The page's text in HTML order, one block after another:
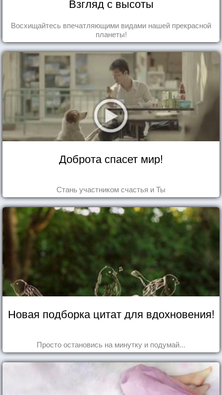
Взгляд с высоты
Восхищайтесь впечатляющими видами нашей прекрасной
планеты!
Доброта спасет мир!
Стань участником счастья и Ты
Новая подборка цитат для вдохновения!
Просто остановись на минутку и подумай...